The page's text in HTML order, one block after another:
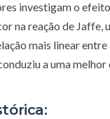
investigam o
na reação de
mais linear
a uma